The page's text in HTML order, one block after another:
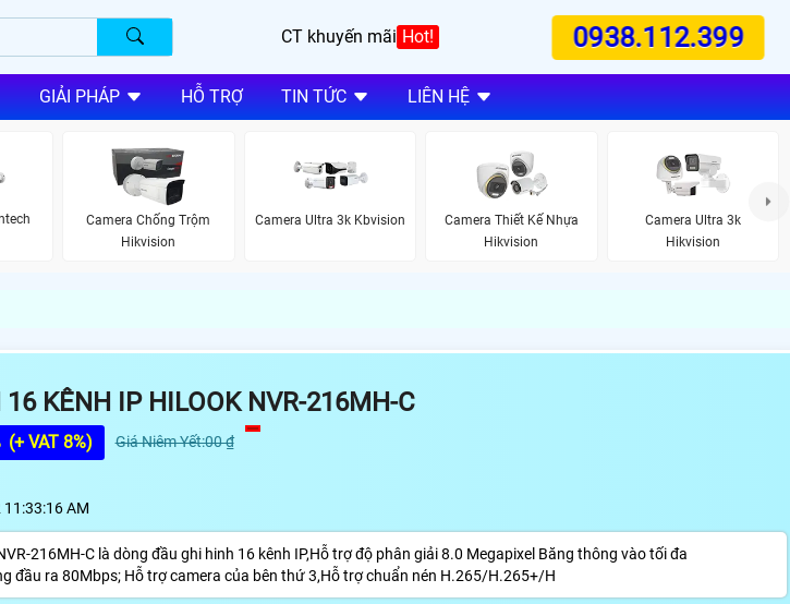
CT khuyến mãi Hot! 0938.112.399
GIẢI PHÁP HỖ TRỢ TIN TỨC LIÊN HỆ
Camera Chống Trộm
Hikvision
Camera Ultra 3k Kbvision
Camera Thiết Kế Nhựa
Hikvision
Camera Ultra 3k
Hikvision
KÊNH IP HILOOK NVR-216MH-C
(+ VAT 8%) Giá Niêm Yết:00 ₫
AM
216MH-C là dòng đầu ghi hinh 16 kênh IP,Hỗ trợ độ phân giải 8.0 Megapixel Băng thông vào tối đa
đầu ra 80Mbps; Hỗ trợ camera của bên thứ 3,Hỗ trợ chuẩn nén H.265/H.265+/H